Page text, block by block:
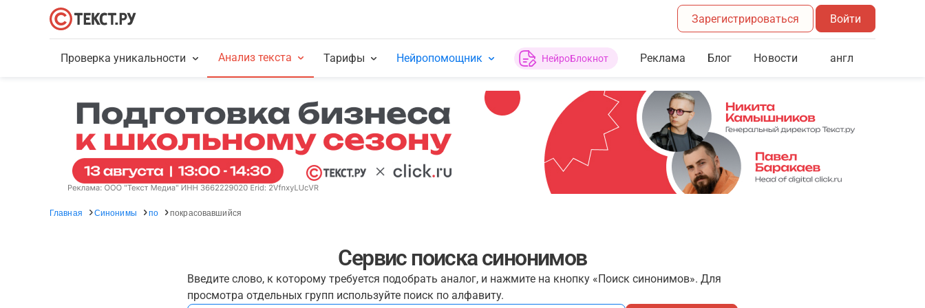
Зарегистрироваться Войти
Проверка уникальности Анализ текста Тарифы Нейропомощник НейроБлокнот Реклама Блог Новости англ
Главная Синонимы по покрасовавшийся
Сервис поиска синонимов
Введите слово, к которому требуется подобрать аналог, и нажмите на кнопку «Поиск синонимов». Для
просмотра отдельных групп используйте поиск по алфавиту.